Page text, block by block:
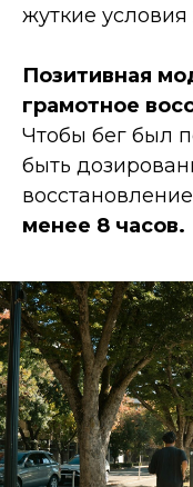
жуткие условия
Позитивная
грамотное
Чтобы бег был
быть
менее 8 часов.